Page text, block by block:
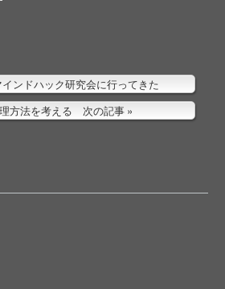
ンドハック研究会に行ってきた
方法を考える 次の記事